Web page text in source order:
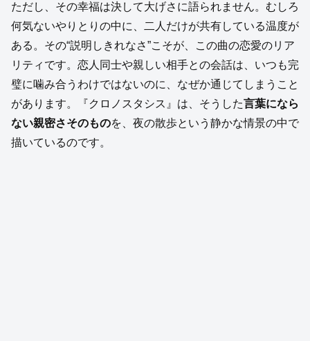
ただし、その幸福は決して大げさに語られません。むしろ
何気ないやりとりの中に、二人だけが共有している温度が
ある。その“説明しきれなさ”こそが、この曲の恋愛のリア
リティです。恋人同士や親しい相手との会話は、いつも完
璧に噛み合うわけではないのに、なぜか通じてしまうこと
があります。『クロノスタシス』は、そうした言葉になら
ない親密さそのものを、夜の散歩という静かな情景の中で
描いているのです。